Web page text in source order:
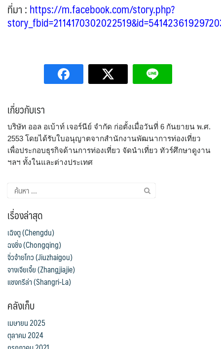
TJK ทาจิกิสถาน TKM เติร์กเมนิสถาน
ARE ดูไบ, UAE
VNM เวียดนาม
จอร์แดน - อียิปต์
POL โปแลนด์ 3 PRT โปรตุเกส
RUS รัสเซีย สแกนดิเนเวีย
SVN สโลวิเนีย CHE สวิตเซอร์แลนด์
13 UKR ยูเครน
เบลเยี่ยม เนเธอร์แลนด์ ลักเซม
ร์ก (BENELUX)
1
บัลแกเรีย โรมาเนีย
จอร์เจีย อาร์เมเนีย 1
อิตาลี สวิส ฝรั่งเศส 3 สเปน โปรตุเกส 2
ที่มา : https://m.facebook.com/story.php?
เกี่ยวกับเรา​
บริษัท ออล อเบ้าท์ เจอร์นีย์ จำกัด ก่อตั้งเมื่อวันที่ 6 กันยายน พ.ศ.
2553 โดยได้รับใบอนุญาตจากสำนักงานพัฒนาการท่องเที่ยว
เพื่อประกอบธุรกิจด้านการท่องเที่ยว จัดนำเที่ยว ทัวร์ศึกษาดูงาน
ฯลฯ ทั้งในและต่างประเทศ
เรื่องล่าสุด
เฉิงตู (Chengdu)
ฉงชิ่ง (Chongqing)
จิ่วจ้ายโกว (Jiuzhaigou)
จางเจียเจี้ย (Zhangjiajie)
แชงกรีล่า (Shangri-La)
คลังเก็บ
เมษายน 2025
ตุลาคม 2024